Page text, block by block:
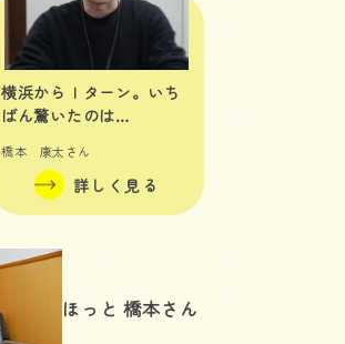
横浜からＩターン。いち
ばん驚いたのは…
橋本 康太さん
詳しく見る
ほっと 橋本さん